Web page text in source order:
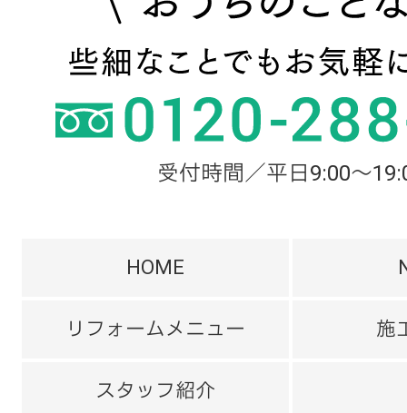
受付時間／平日9:00～
HOME
リフォームメニュー 施
スタッフ紹介